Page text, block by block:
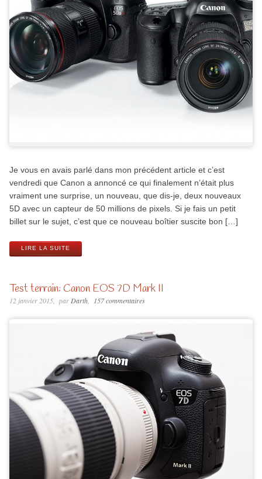
Je vous en avais parlé dans mon précédent article et c’est
vendredi que Canon a annoncé ce qui finalement n’était plus
vraiment une surprise, un nouveau, que dis-je, deux nouveaux
5D avec un capteur de 50 millions de pixels. Si je fais un petit
billet sur le sujet, c’est que ce nouveau boîtier suscite bon […]
LIRE LA SUITE
Test terrain: Canon EOS 7D Mark II
12 janvier 2015 parDarth 157 commentaires